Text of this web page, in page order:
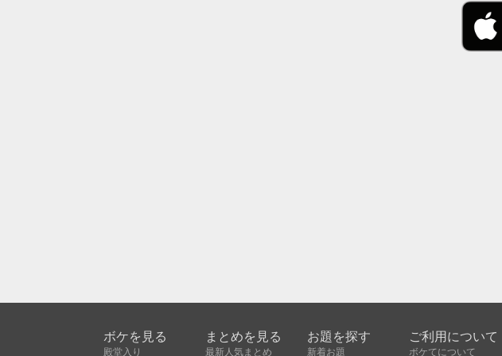
ボケを見る
殿堂入り
まとめを見る
最新人気まとめ
お題を探す
新着お題
ご利用について
ボケてについて